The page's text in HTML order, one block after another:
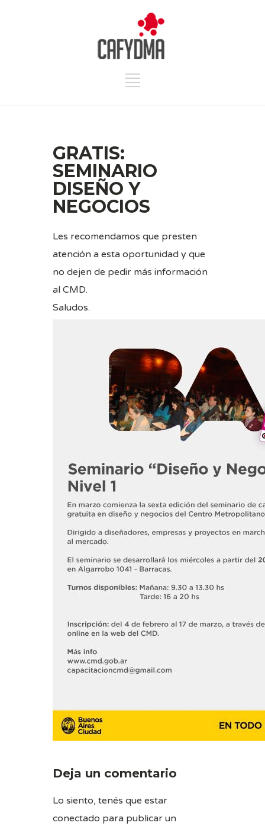
GRATIS:
SEMINARIO
DISEÑO Y
NEGOCIOS
Les recomendamos que presten
atención a esta oportunidad y que
no dejen de pedir más información
al CMD.
Saludos.
Deja un comentario
Lo siento, tenés que estar
conectado para publicar un